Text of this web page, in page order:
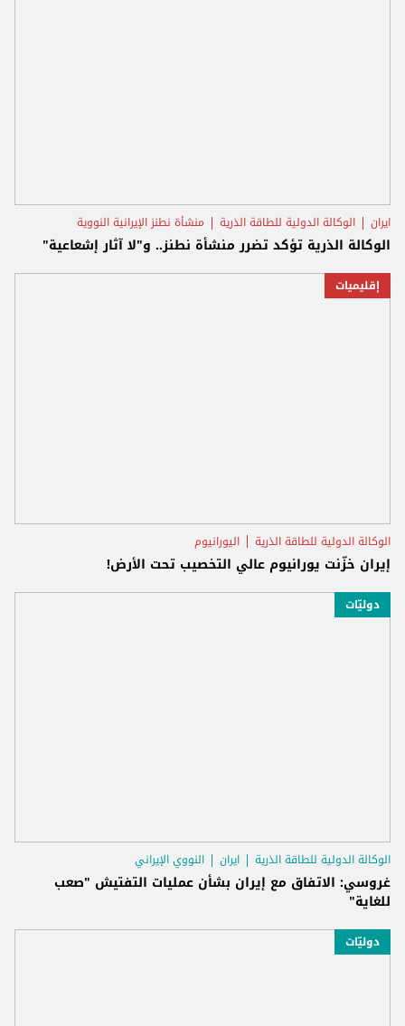
ايران الوكالة الدولية للطاقة الذرية منشأة نطنز الإيرانية النووية
الوكالة الذرية تؤكد تضرر منشأة نطنز.. و"لا آثار إشعاعية"
إقليميات
الوكالة الدولية للطاقة الذرية اليورانيوم
إيران خزّنت يورانيوم عالي التخصيب تحت الأرض!
دوليّات
الوكالة الدولية للطاقة الذرية ايران النووي الإيراني
غروسي: الاتفاق مع إيران بشأن عمليات التفتيش "صعب
للغاية"
دوليّات